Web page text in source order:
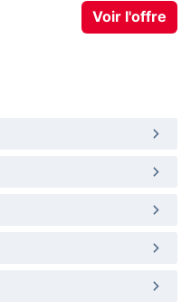
Voir l'offre